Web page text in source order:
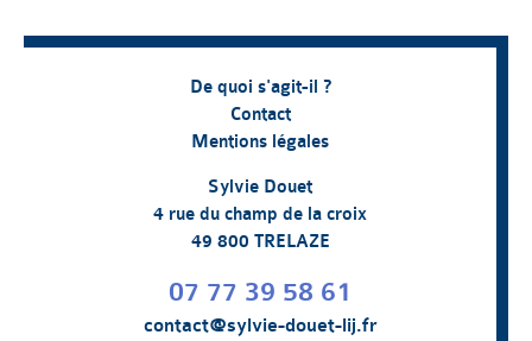
De quoi s'agit-il ?
Contact
Mentions légales
Sylvie Douet
4 rue du champ de la croix
49 800 TRELAZE
07 77 39 58 61
contact@sylvie-douet-lij.fr